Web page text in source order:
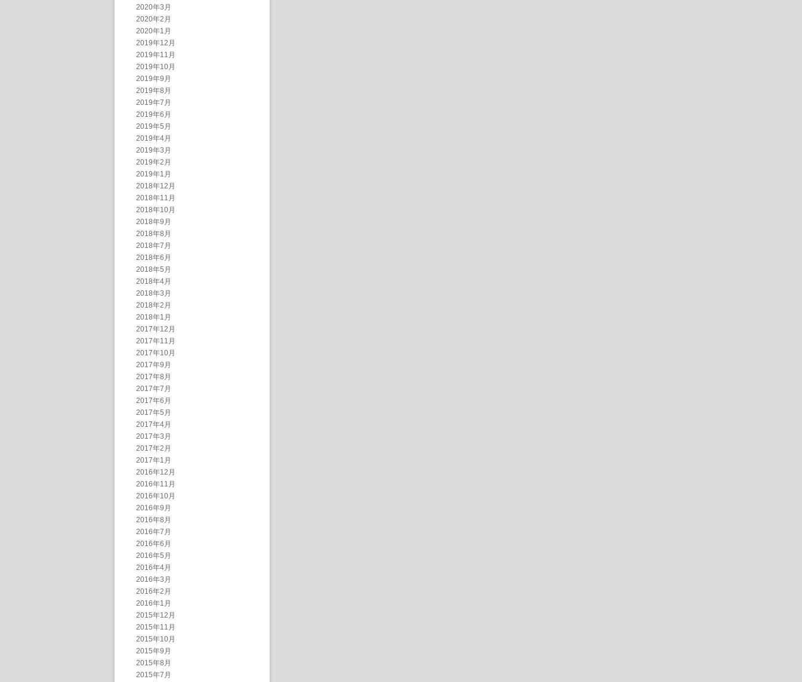
2020年3月
2020年2月
2020年1月
2019年12月
2019年11月
2019年10月
2019年9月
2019年8月
2019年7月
2019年6月
2019年5月
2019年4月
2019年3月
2019年2月
2019年1月
2018年12月
2018年11月
2018年10月
2018年9月
2018年8月
2018年7月
2018年6月
2018年5月
2018年4月
2018年3月
2018年2月
2018年1月
2017年12月
2017年11月
2017年10月
2017年9月
2017年8月
2017年7月
2017年6月
2017年5月
2017年4月
2017年3月
2017年2月
2017年1月
2016年12月
2016年11月
2016年10月
2016年9月
2016年8月
2016年7月
2016年6月
2016年5月
2016年4月
2016年3月
2016年2月
2016年1月
2015年12月
2015年11月
2015年10月
2015年9月
2015年8月
2015年7月